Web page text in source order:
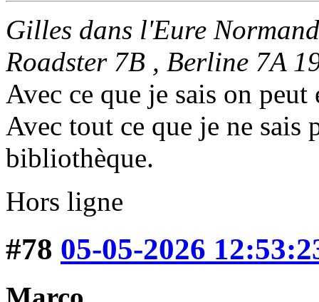
Gilles dans l'Eure
Roadster 7B , Berline 7A
Avec ce que je sais on
Avec tout ce que je ne sais
bibliothèque.
Hors ligne
#78 05-05-2026